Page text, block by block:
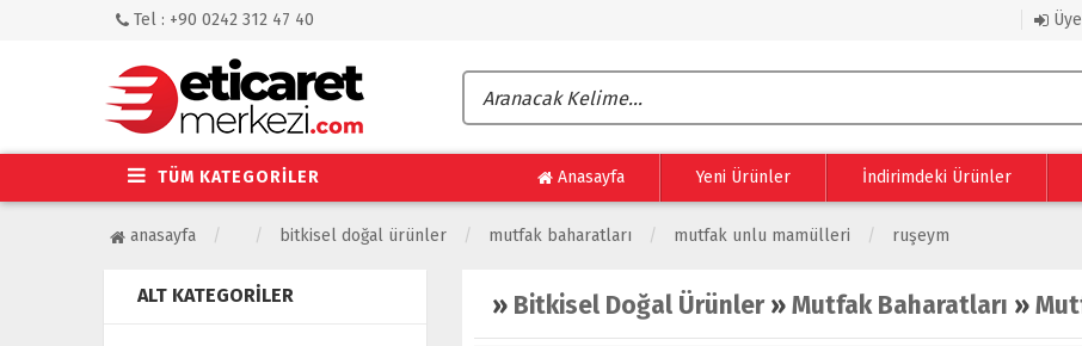
Tel : +90 0242 312 47 40
TÜM KATEGORİLER Anasayfa Yeni Ürünler İndirimdeki Ürünler
anasayfa bitkisel doğal ürünler mutfak baharatları mutfak unlu mamülleri ruşeym
ALT KATEGORILER » Bitkisel Doğal Ürünler»Mutfak Baharatları »